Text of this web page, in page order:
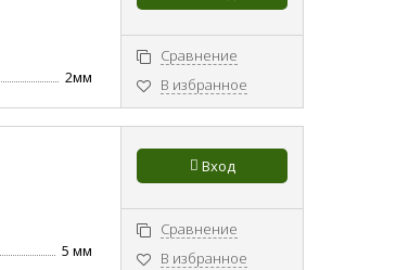
2мм
Сравнение
В избранное
5 мм
Вход
Сравнение
В избранное